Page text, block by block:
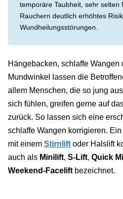
temporäre Taubheit, sehr selten
Rauchern deutlich erhöhtes
Wundheilungsstörungen.
Hängebacken, schlaffe Wangen
Mundwinkel lassen die
allem Menschen, die so jung
sich fühlen, greifen gerne auf
zurück. So lassen sich eine
schlaffe Wangen korrigieren.
mit einem Stirnlift oder Halslift
auch als Minilift, S-Lift, Quick
Weekend-Facelift bezeichnet.